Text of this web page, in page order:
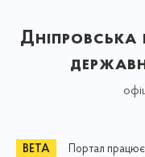
Дніпровська
Портал працює